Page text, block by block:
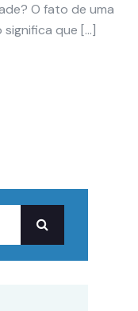
O fato de uma
que […]